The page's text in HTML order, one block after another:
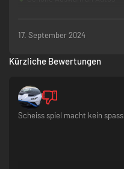
17. September 2024
Kürzliche Bewertungen
Scheiss spiel macht kein spass